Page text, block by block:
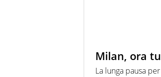
Milan, ora
La lunga pausa